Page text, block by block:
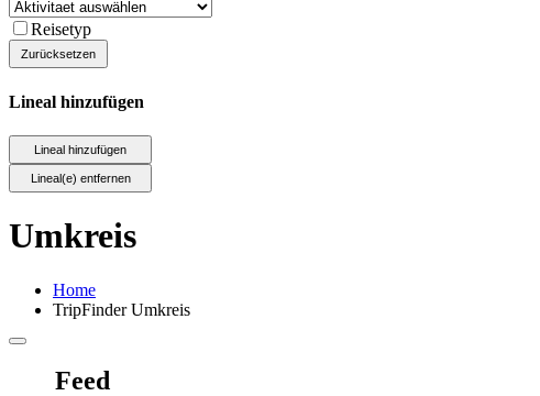
Reisetyp
Lineal hinzufügen
Umkreis
Home
TripFinder Umkreis
Feed